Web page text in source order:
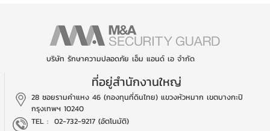
บริษัท รักษาความปลอดภัย เอ็ม แอนด์ เอ จำกัด
ที่อยู่สำนักงานใหญ่
28 ซอยรามคำแหง 46 (กองทุนที่ดินไทย) แขวงหัวหมาก เขตบางกะปิ
กรุงเทพฯ 10240
TEL : 02-732-9217 (อัตโนมัติ)